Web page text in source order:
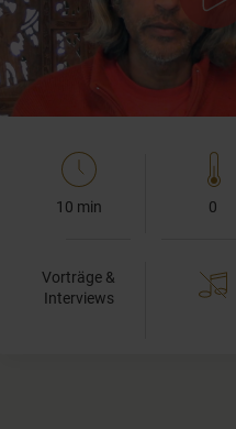
10 min 0
Vorträge &
Interviews